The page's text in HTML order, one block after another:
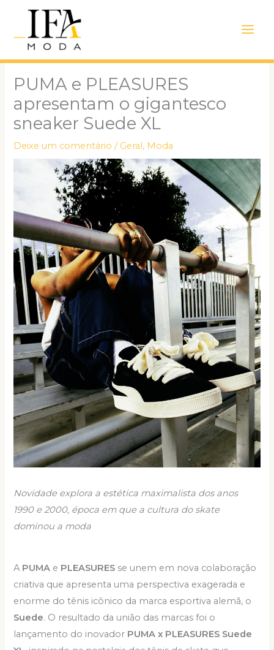
conteúdo
Menu
PUMA e PLEASURES
apresentam o gigantesco
sneaker Suede XL
Deixe um comentário / Geral, Moda
Novidade explora a estética maximalista dos anos
1990 e 2000, época em que a cultura do skate
dominou a moda
A PUMA e PLEASURES se unem em nova colaboração
criativa que apresenta uma perspectiva exagerada e
enorme do tênis icônico da marca esportiva alemã, o
Suede. O resultado da união das marcas foi o
lançamento do inovador PUMA x PLEASURES Suede